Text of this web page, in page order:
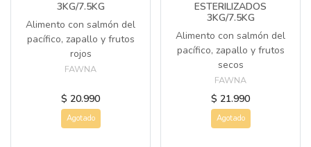
3KG/7.5KG
Alimento con salmón del
pacífico, zapallo y frutos
rojos
FAWNA
$ 20.990
Agotado
ESTERILIZADOS
3KG/7.5KG
Alimento con salmón del
pacífico, zapallo y frutos
secos
FAWNA
$ 21.990
Agotado